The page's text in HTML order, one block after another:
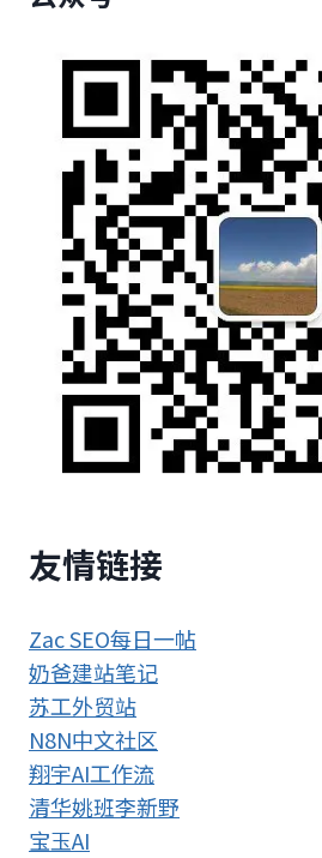
友情链接
Zac SEO每日一帖
奶爸建站笔记
苏工外贸站
N8N中文社区
翔宇AI工作流
清华姚班李新野
宝玉AI